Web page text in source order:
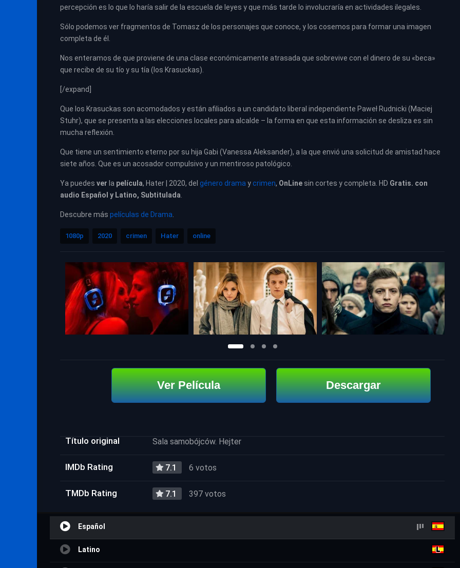
percepción es lo que lo haría salir de la escuela de leyes y que más tarde lo involucraría en actividades ilegales.
Sólo podemos ver fragmentos de Tomasz de los personajes que conoce, y los cosemos para formar una imagen
completa de él.
Nos enteramos de que proviene de una clase económicamente atrasada que sobrevive con el dinero de su «beca»
que recibe de su tío y su tía (los Krasuckas).
[/expand]
Que los Krasuckas son acomodados y están afiliados a un candidato liberal independiente Paweł Rudnicki (Maciej
Stuhr), que se presenta a las elecciones locales para alcalde – la forma en que esta información se desliza es sin
mucha reflexión.
Que tiene un sentimiento eterno por su hija Gabi (Vanessa Aleksander), a la que envió una solicitud de amistad hace
siete años. Que es un acosador compulsivo y un mentiroso patológico.
Ya puedes ver la película, Hater | 2020, del género drama ycrimen, OnLine sin cortes y completa. HD Gratis. con
audio Español y Latino, Subtitulada
Descubre más películas de Drama
1080p 2020 crimen Hater online
Ver Película Descargar
Título original Sala samobójców. Hejter
IMDb Rating 7.1 6 votos
TMDb Rating 7.1 397 votos
Español
Latino